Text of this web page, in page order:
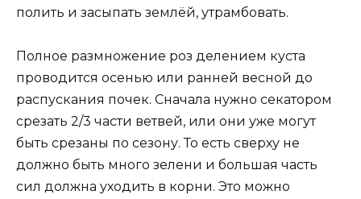
полить и засыпать землёй, утрамбовать.
Полное размножение роз делением куста
проводится осенью или ранней весной до
распускания почек. Сначала нужно секатором
срезать 2/3 части ветвей, или они уже могут
быть срезаны по сезону. То есть сверху не
должно быть много зелени и большая часть
сил должна уходить в корни. Это можно